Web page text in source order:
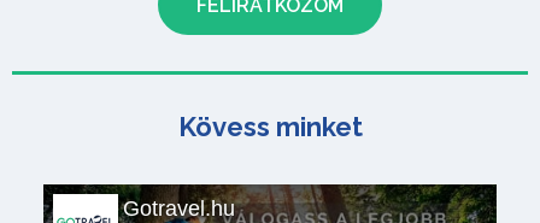
Kövess minket
Gotravel.hu